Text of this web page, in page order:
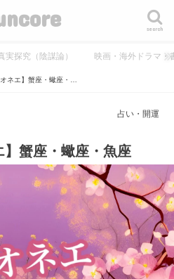
search
実探究（陰謀論） 映画・海外ドラマ・
占い・開運
蟹座・蠍座・魚座